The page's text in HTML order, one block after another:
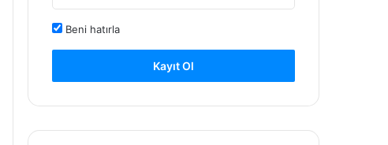
Beni hatırla
Kayıt Ol